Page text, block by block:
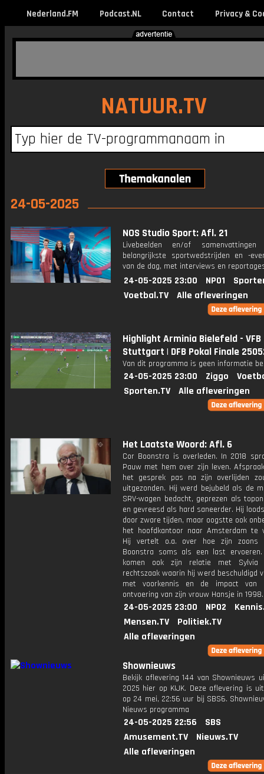
Nederland.FM Podcast.NL Contact Privacy &
NATUUR.TV
24-05-2025
NOS Studio Sport: Afl. 21
Livebeelden en/of
belangrijkste sportwedstrijden en -
van de dag, met interviews en
24-05-2025 23:00 NPO1
Voetbal.TV
Alle afleveringen
Highlight Arminia Bielefeld - VFB
Stuttgart | DFB Pokal Finale
Van dit programma is geen informatie
24-05-2025 23:00 Ziggo
Sporten.TV
Alle afleveringen
Het Laatste Woord: Afl. 6
Cor Boonstra is overleden. In 2018
Pauw met hem over zijn leven.
het gesprek pas na zijn overlijden
uitgezonden. Hij werd bejubeld als de
SRV-wagen bedacht, geprezen als
en gevreesd als hard saneerder. Hij
door zware tijden, maar oogstte ook
het hoofdkantoor naar Amsterdam te
Hij vertelt o.a. over hoe zijn zoons
Boonstra soms als een last
komen ook zijn relatie met Sylvia
rechtszaak waarin hij werd beschuldigd
met voorkennis en de impact van
ontvoering van zijn vrouw Hansje in 1998.
24-05-2025 23:00 NPO2
Mensen.TV
Politiek.TV
Alle afleveringen
Shownieuws
Bekijk aflevering 144 van Shownieuws
2025 hier op KIJK. Deze aflevering is
op 24 mei, 22:56 uur bij SBS6.
Nieuws programma
24-05-2025 22:56
SBS
Amusement.TV
Nieuws.TV
Alle afleveringen